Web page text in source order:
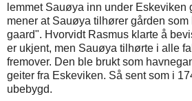
lemmet Sauøya inn under Eskeviken
mener at Sauøya tilhører gården
gaard". Hvorvidt Rasmus klarte å
er ukjent, men Sauøya tilhørte i alle
fremover. Den ble brukt som
geiter fra Eskeviken. Så sent som i
ubebygd.